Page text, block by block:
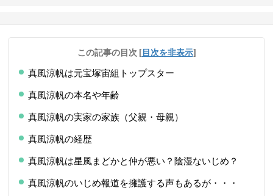
この記事の目次 [目次を非表示]
真風涼帆は元宝塚宙組トップスター
真風涼帆の本名や年齢
真風涼帆の実家の家族（父親・母親）
真風涼帆の経歴
真風涼帆は星風まどかと仲が悪い？陰湿ないじめ？
真風涼帆のいじめ報道を擁護する声もあるが・・・